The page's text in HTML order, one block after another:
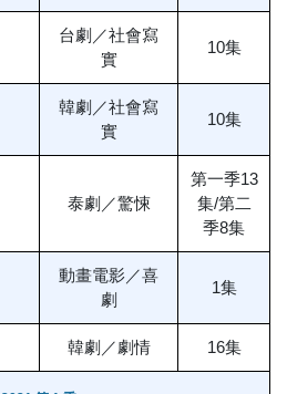
台劇／社會寫
實
10集
韓劇／社會寫
實
10集
泰劇／驚悚
第一季13
集/第二
季8集
動畫電影／喜
劇
1集
韓劇／劇情 16集